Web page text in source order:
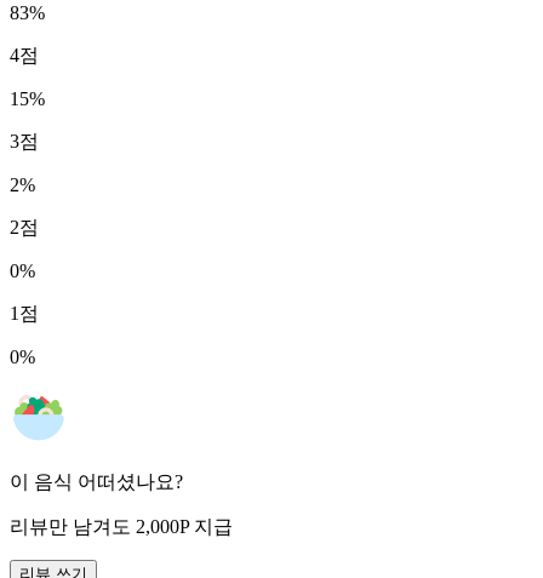
83%
4점
15%
3점
2%
2점
0%
1 점
0%
이 음식 어떠셨나요?
리뷰만 남겨도 2,000P 지급
리뷰 쓰기